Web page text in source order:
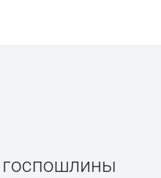
госпошлины